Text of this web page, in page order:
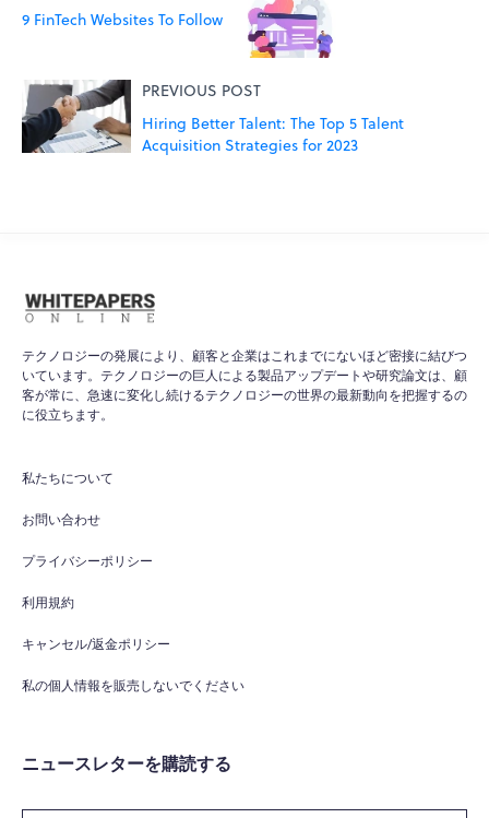
9 FinTech Websites To Follow
PREVIOUS POST
Hiring Better Talent: The Top 5 Talent
Acquisition Strategies for 2023
テクノロジーの発展により、顧客と企業はこれまでにないほど密接に結びつ
いています。テクノロジーの巨人による製品アップデートや研究論文は、顧
客が常に、急速に変化し続けるテクノロジーの世界の最新動向を把握するの
に役立ちます。
私たちについて
お問い合わせ
プライバシーポリシー
利用規約
キャンセル/返金ポリシー
私の個人情報を販売しないでください
ニュースレターを購読する